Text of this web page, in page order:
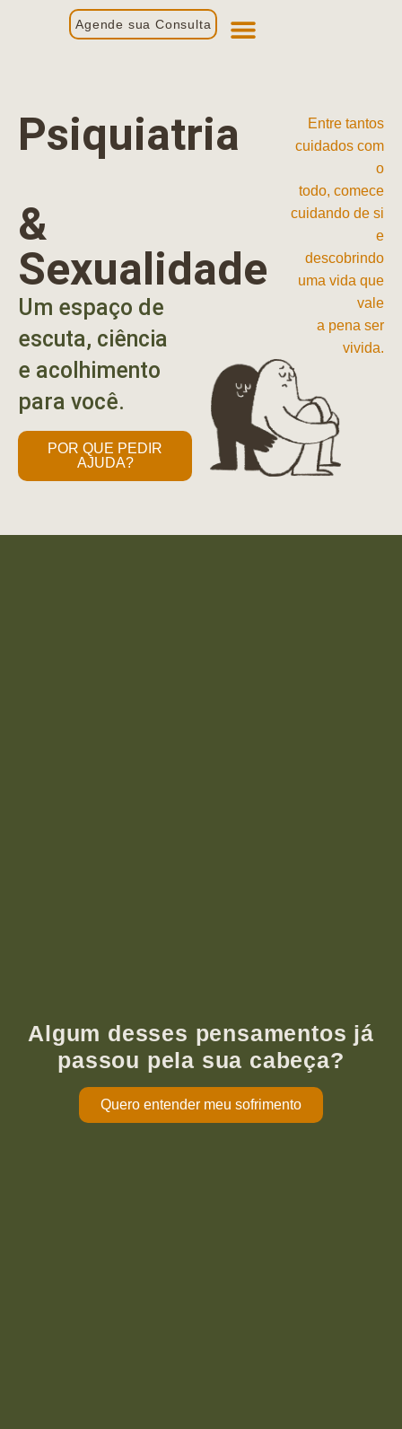
Agende sua Consulta
Psiquiatria
&
Sexualidade
Um espaço de
escuta, ciência
e acolhimento
para você.
POR QUE PEDIR
AJUDA?
Entre tantos
cuidados com
o
todo, comece
cuidando de si
e
descobrindo
uma vida que
vale
a pena ser
vivida.
Algum desses pensamentos já
passou pela sua cabeça?
Quero entender meu sofrimento